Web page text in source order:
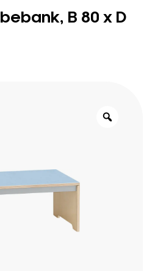
B 80 x D